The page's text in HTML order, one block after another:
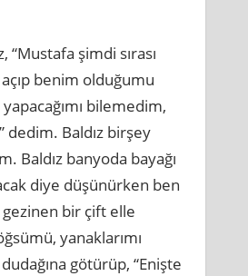
şimdi sırası
benim olduğumu
bilemedim,
dedim. Baldız birşey
Baldız banyoda bayağı
diye düşünürken ben
bir çift elle
yanaklarımı
götürüp, “Enişte